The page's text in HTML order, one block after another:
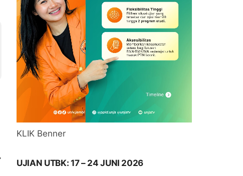
KLIK Benner
UJIAN UTBK: 17 – 24 JUNI 2026